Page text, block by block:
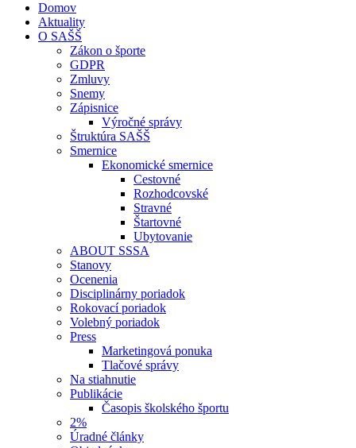
Domov
Aktuality
O SAŠŠ
Zákon o športe
GDPR
Zmluvy
Snemy
Zápisnice
Výročné správy
Štruktúra SAŠŠ
Smernice
Ekonomické smernice
Cestovné
Rozhodcovské
Stravné
Štartovné
Ubytovanie
ABOUT SSSA
Stanovy
Ocenenia
Disciplinárny poriadok
Rokovací poriadok
Volebný poriadok
Press
Marketingová ponuka
Tlačové správy
Na stiahnutie
Publikácie
Časopis školského športu
2%
Úradné články